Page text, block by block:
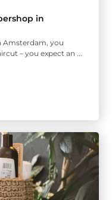
in
Amsterdam, you
– you expect an ...